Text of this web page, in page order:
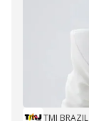
TMJ BRAZIL